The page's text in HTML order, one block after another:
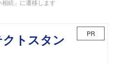
続」に遷移します
トスタン
PR